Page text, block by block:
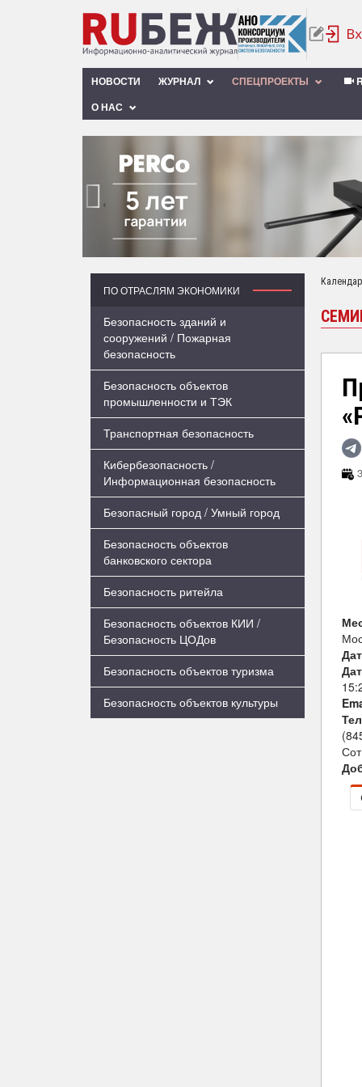
НОВОСТИ ЖУРНАЛ СПЕЦПРОЕКТЫ
О НАС
‹
ПО ОТРАСЛЯМ ЭКОНОМИКИ
Безопасность зданий и
сооружений / Пожарная
безопасность
Безопасность объектов
промышленности и ТЭК
Транспортная безопасность
Кибербезопасность /
Информационная безопасность
Безопасный город / Умный город
Безопасность объектов
банковского сектора
Безопасность ритейла
Безопасность объектов КИИ /
Безопасность ЦОДов
Безопасность объектов туризма
Безопасность объектов культуры